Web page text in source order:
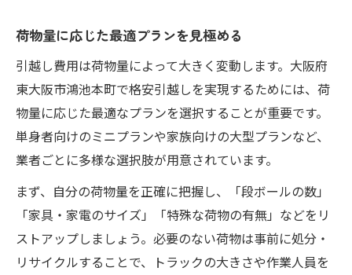
荷物量に応じた最適プランを見極める
引越し費用は荷物量によって大きく変動します。大阪府
東大阪市鴻池本町で格安引越しを実現するためには、荷
物量に応じた最適なプランを選択することが重要です。
単身者向けのミニプランや家族向けの大型プランなど、
業者ごとに多様な選択肢が用意されています。
まず、自分の荷物量を正確に把握し、「段ボールの数」
「家具・家電のサイズ」「特殊な荷物の有無」などをリ
ストアップしましょう。必要のない荷物は事前に処分・
リサイクルすることで、トラックの大きさや作業人員を